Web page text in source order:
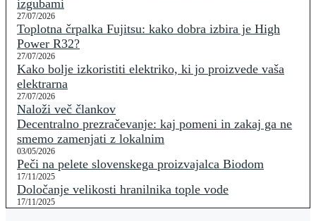
izgubami
27/07/2026
Toplotna črpalka Fujitsu: kako dobra izbira je High
Power R32?
27/07/2026
Kako bolje izkoristiti elektriko, ki jo proizvede vaša
elektrarna
27/07/2026
Naloži več člankov
Decentralno prezračevanje: kaj pomeni in zakaj ga ne
smemo zamenjati z lokalnim
03/05/2026
Peči na pelete slovenskega proizvajalca Biodom
17/11/2025
Določanje velikosti hranilnika tople vode
17/11/2025